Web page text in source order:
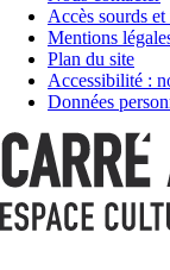
Accès sourds
Mentions
Plan du site
Accessibilité :
Données